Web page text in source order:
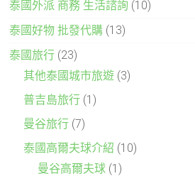
泰國外派 商務 生活諮詢 (10)
泰國好物 批發代購 (13)
泰國旅行 (23)
其他泰國城市旅遊 (3)
普吉島旅行 (1)
曼谷旅行 (7)
泰國高爾夫球介紹 (10)
曼谷高爾夫球 (1)